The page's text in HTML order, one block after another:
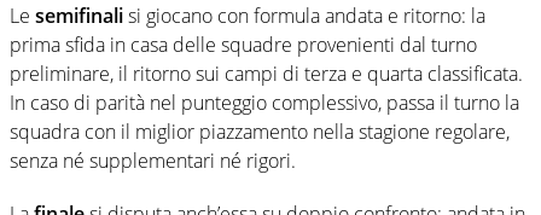
Le semifinalisi giocano con formula andata e ritorno: la
prima sfida in casa delle squadre provenienti dal turno
preliminare, il ritorno sui campi di terza e quarta classificata.
In caso di parità nel punteggio complessivo, passa il turno la
squadra con il miglior piazzamento nella stagione regolare,
senza né supplementari né rigori.